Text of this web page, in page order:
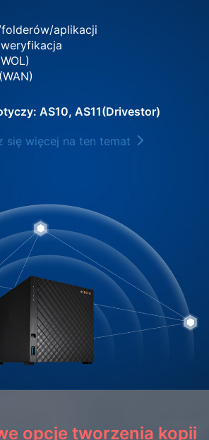
aplikacji
AS10, AS11(Drivestor)
się więcej na ten temat
opcje tworzenia kopii